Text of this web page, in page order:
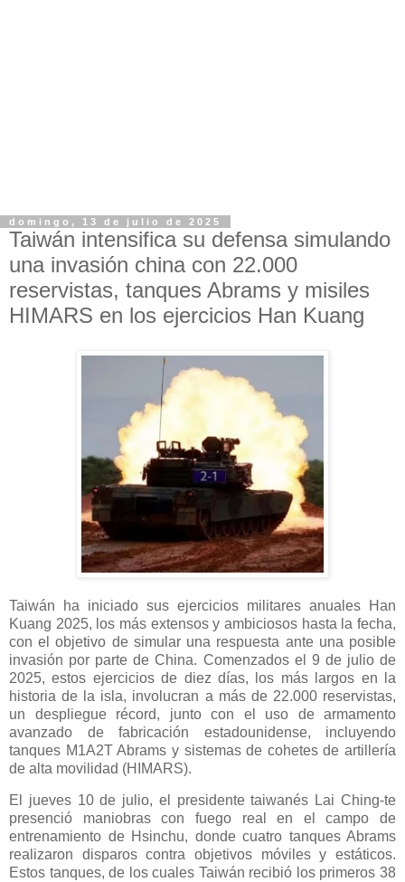
domingo, 13 de julio de 2025
Taiwán intensifica su defensa simulando
una invasión china con 22.000
reservistas, tanques Abrams y misiles
HIMARS en los ejercicios Han Kuang
Taiwán ha iniciado sus ejercicios militares anuales Han
Kuang 2025, los más extensos y ambiciosos hasta la fecha,
con el objetivo de simular una respuesta ante una posible
invasión por parte de China. Comenzados el 9 de julio de
2025, estos ejercicios de diez días, los más largos en la
historia de la isla, involucran a más de 22.000 reservistas,
un despliegue récord, junto con el uso de armamento
avanzado de fabricación estadounidense, incluyendo
tanques M1A2T Abrams y sistemas de cohetes de artillería
de alta movilidad (HIMARS).
El jueves 10 de julio, el presidente taiwanés Lai Ching-te
presenció maniobras con fuego real en el campo de
entrenamiento de Hsinchu, donde cuatro tanques Abrams
realizaron disparos contra objetivos móviles y estáticos.
Estos tanques, de los cuales Taiwán recibió los primeros 38